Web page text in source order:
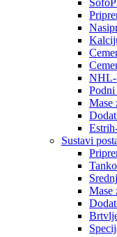
NHL-
Podni
Mase
Sustavi
Mase